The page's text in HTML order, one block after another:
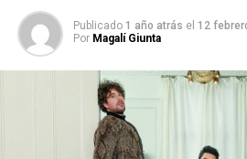
Publicado 1 año atrás el 12
Por Magalí Giunta